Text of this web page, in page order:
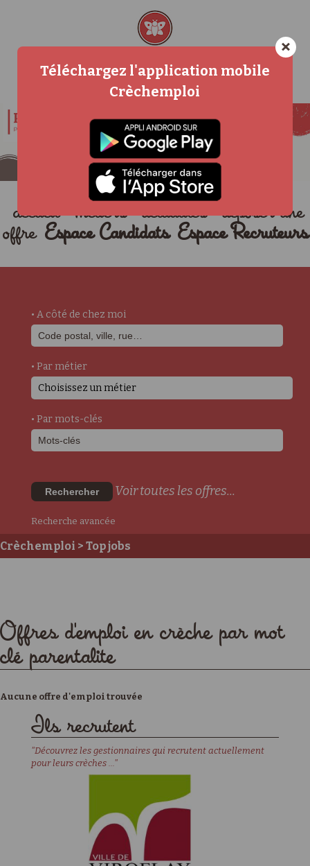
accueil métiers actualités
déposer une
offre Espace Candidats Espace Recruteurs
• A côté de chez moi
• Par métier
Choisissez un métier
• Par mots-clés
Rechercher Voir toutes les offres...
Recherche avancée
Crèchemploi > Top jobs
Offres d'emploi en crèche par mot
clé parentalite
Aucune offre d'emploi trouvée
Ils recrutent
"Découvrez les gestionnaires qui recrutent actuellement
pour leurs crèches ..."
×
Téléchargez l'application mobile
Crèchemploi